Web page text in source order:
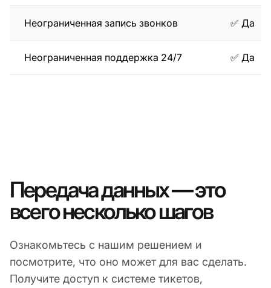
Неограниченная запись звонков ✅ Да
Неограниченная поддержка 24/7 ✅ Да
Передача данных — это
всего несколько шагов
Ознакомьтесь с нашим решением и
посмотрите, что оно может для вас сделать.
Получите доступ к системе тикетов,